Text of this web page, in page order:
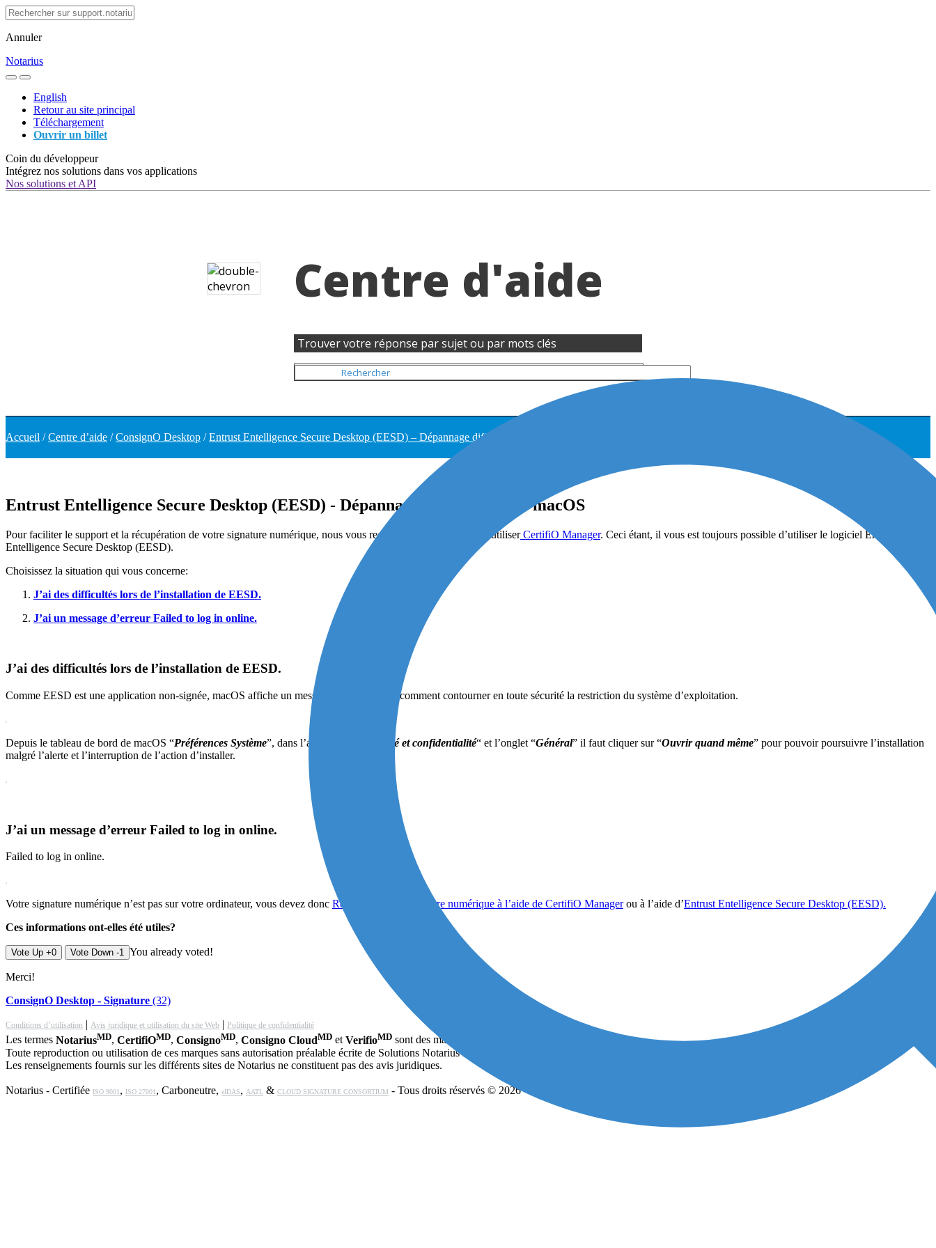
Annuler
Notarius
English
Retour au site principal
Téléchargement
Ouvrir un billet
Coin du développeur
Intégrez nos solutions dans vos applications
Nos solutions et API
Centre d'aide
Trouver votre réponse par sujet ou par mots clés
Accueil /Centre d’aide /ConsignO Desktop /Entrust Entelligence Secure Desktop (EESD) – Dépannage difficultés sous macOS
Entrust Entelligence Secure Desktop (EESD) - Dépannage difficultés sous macOS
Pour faciliter le support et la récupération de votre signature numérique, nous vous recommandons vivement d’utiliserCertifiO Manager. Ceci étant, il vous est toujours possible d’utiliser le logiciel Entrust
Entelligence Secure Desktop (EESD).
Choisissez la situation qui vous concerne:
J’ai des difficultés lors de l’installation de EESD.
J’ai un message d’erreur Failed to log in online.
J’ai des difficultés lors de l’installation de EESD.
Comme EESD est une application non-signée, macOS affiche un message d’erreur. Voici comment contourner en toute sécurité la restriction du système d’exploitation.
Depuis le tableau de bord de macOS “Préférences Système”, dans l’application “ Sécurité et confidentialité“ et l’onglet “Général” il faut cliquer sur “Ouvrir quand même” pour pouvoir poursuivre l’installation
malgré l’alerte et l’interruption de l’action d’installer.
J’ai un message d’erreur Failed to log in online.
Failed to log in online.
Votre signature numérique n’est pas sur votre ordinateur, vous devez donc Récupérer votre signature numérique à l’aide de CertifiO Managerou à l’aide d’Entrust Entelligence Secure Desktop (EESD).
Ces informations ont-elles été utiles?
Vote Up +0 Vote Down -1 You already voted!
Merci!
ConsignO Desktop - Signature (32)
Conditions d’utilisation | Avis juridique et utilisation du site Web | Politique de confidentialité
Les termes NotariusMD, CertifiOMD, ConsignoMD, Consigno CloudMD etVerifioMD sont des marques déposées de Solutions Notarius Inc.
Toute reproduction ou utilisation de ces marques sans autorisation préalable écrite de Solutions Notarius Inc., est interdite.
Les renseignements fournis sur les différents sites de Notarius ne constituent pas des avis juridiques.
Notarius - Certifiée ISO 9001 , ISO 27001 , Carboneutre, eIDAS, AATL & CLOUD SIGNATURE CONSORTIUM - Tous droits réservés © 2026